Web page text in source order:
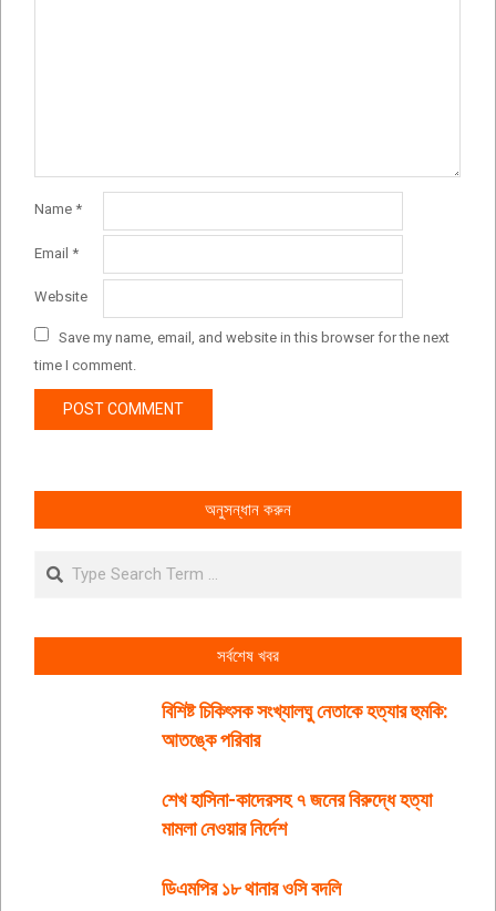
Name *
Email *
Website
Save my name, email, and website in this browser for the next
time I comment.
অনুসন্ধান করুন
Search
সর্বশেষ খবর
বিশিষ্ট চিকিৎসক সংখ্যালঘু নেতাকে হত্যার হুমকি:
আতঙ্কে পরিবার
শেখ হাসিনা-কাদেরসহ ৭ জনের বিরুদ্ধে হত্যা
মামলা নেওয়ার নির্দেশ
ডিএমপির ১৮ থানার ওসি বদলি